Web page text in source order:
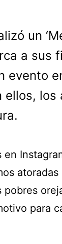
un
a sus
evento
los
pobres
para